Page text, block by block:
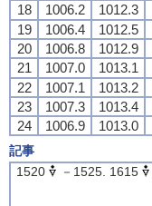
18
1006.2 1012.3
19
1006.4 1012.5
20
1006.8 1012.9
21
1007.0 1013.1
22
1007.1 1013.2
23
1007.3 1013.4
24
1006.9 1013.0
記事
1520
－1525. 1615